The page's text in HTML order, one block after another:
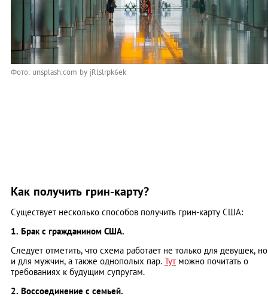
Фото: unsplash.com by jRlslrpk6ek
Как получить грин-карту?
Существует несколько способов получить грин-карту США:
1. Брак с гражданином США.
Следует отметить, что схема работает не только для девушек, но
и для мужчин, а также однополых пар. Тут можно почитать о
требованиях к будущим супругам.
2. Воссоединение с семьей.